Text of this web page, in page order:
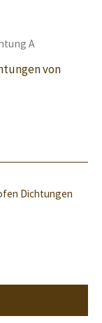
A
von
Dichtungen